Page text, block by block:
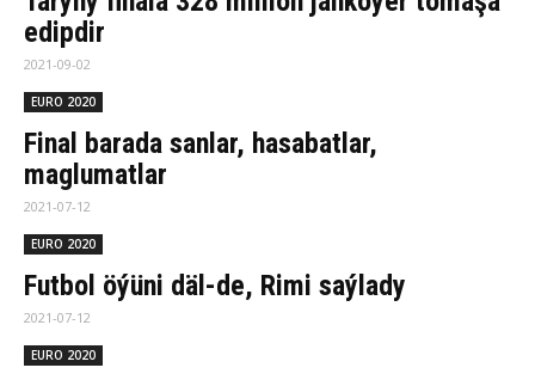
edipdir
2021-09-02
EURO 2020
Final barada sanlar, hasabatlar,
maglumatlar
2021-07-12
EURO 2020
Futbol öýüni däl-de, Rimi saýlady
2021-07-12
EURO 2020